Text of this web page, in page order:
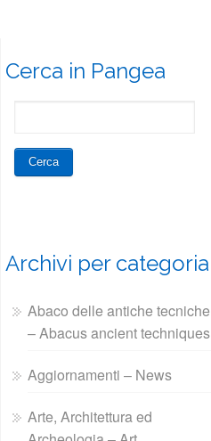
Cerca in Pangea
Archivi per categoria
Abaco delle antiche tecniche
– Abacus ancient techniques
Aggiornamenti – News
Arte, Architettura ed